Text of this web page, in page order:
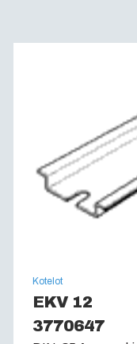
Kotelot
EKV 12
3770647